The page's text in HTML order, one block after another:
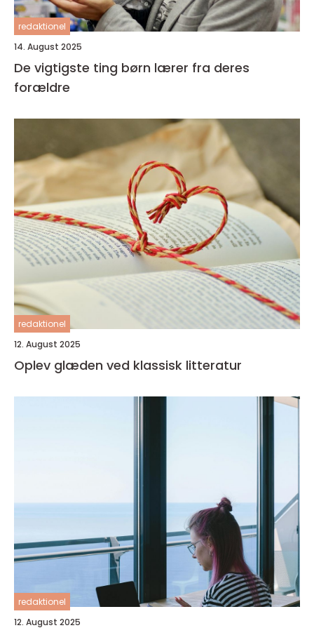
redaktionel
14. August 2025
De vigtigste ting børn lærer fra deres
forældre
redaktionel
12. August 2025
Oplev glæden ved klassisk litteratur
redaktionel
12. August 2025